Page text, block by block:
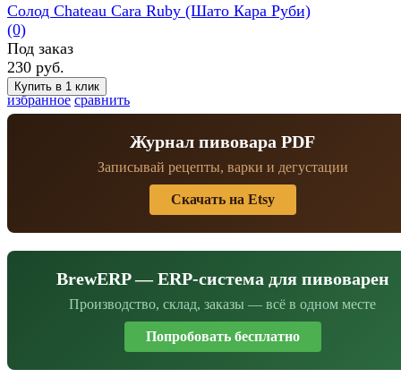
избранное сравнить
Солод Chateau Cara Ruby (Шато Кара Руби)
(0)
Под заказ
230 руб.
Журнал пивовара PDF
Записывай рецепты, варки и дегустации
Скачать на Etsy
BrewERP — ERP-система для пивоварен
Производство, склад, заказы — всё в одном месте
Попробовать бесплатно